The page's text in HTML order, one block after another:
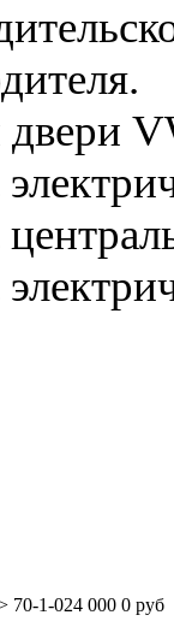
двери
70-1-024 000 0 руб